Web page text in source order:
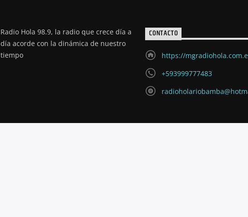
Radio Hola 98.9, la radio que crece día a
día acorde con la dinámica de nuestro
tiempo
CONTACTO
https://
+593999777483